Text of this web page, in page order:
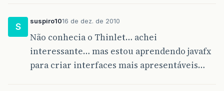
S
suspiro1016 de dez. de 2010
Não conhecia o Thinlet… achei
interessante… mas estou aprendendo javafx
para criar interfaces mais apresentáveis…